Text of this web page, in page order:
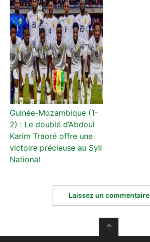
Guinée-Mozambique (1-
2) : Le doublé d’Abdoul
Karim Traoré offre une
victoire précieuse au Syli
National
Laissez un commentaire
↑